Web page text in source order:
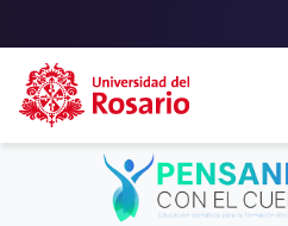
Pasar al contenido principal